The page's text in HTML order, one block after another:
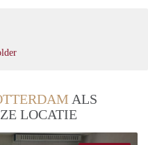
ALS
LOCATIE